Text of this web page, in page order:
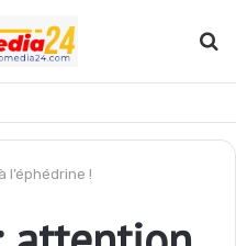
l’éphédrine !